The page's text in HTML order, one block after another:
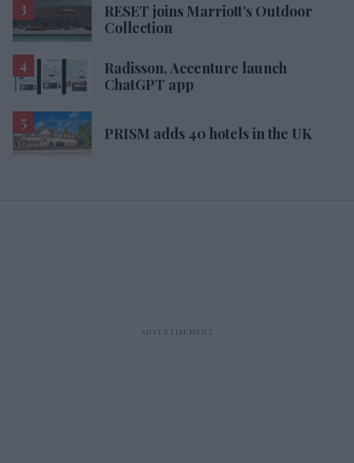
RESET joins Marriott’s Outdoor
Collection
Radisson, Accenture launch
ChatGPT app
PRISM adds 40 hotels in the UK